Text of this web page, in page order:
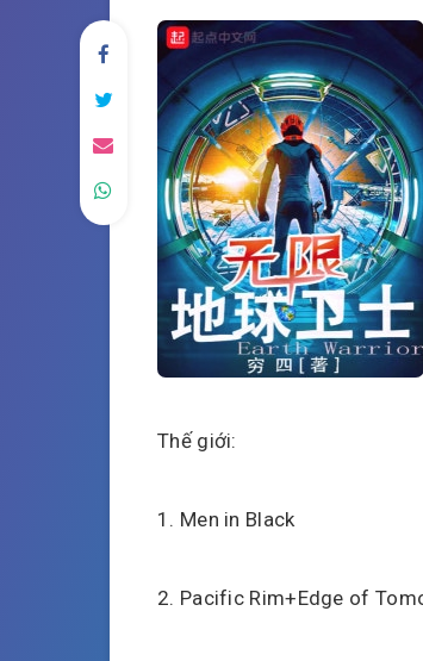
Thế giới:
1. Men in Black
2. Pacific Rim+Edge of